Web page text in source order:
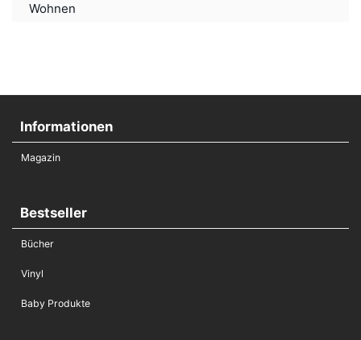
Wohnen
Informationen
Magazin
Bestseller
Bücher
Vinyl
Baby Produkte